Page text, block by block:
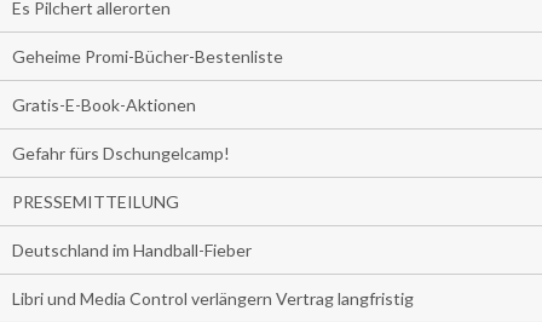
Es Pilchert allerorten
Geheime Promi-Bücher-Bestenliste
Gratis-E-Book-Aktionen
Gefahr fürs Dschungelcamp!
PRESSEMITTEILUNG
Deutschland im Handball-Fieber
Libri und Media Control verlängern Vertrag langfristig